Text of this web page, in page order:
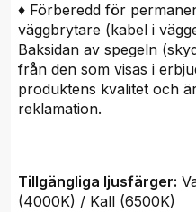
♦ Förberedd för
väggbrytare (kabel i
Baksidan av spegeln
från den som visas i
produktens kvalitet och
reklamation.
Tillgängliga ljusfärger:
(4000K) / Kall (6500K)